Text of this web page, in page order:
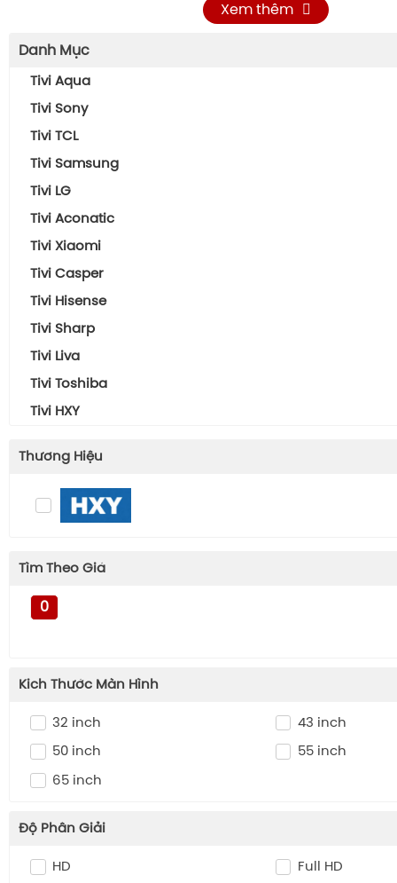
Xem thêm
Danh Mục
Tivi Aqua
Tivi Sony
Tivi TCL
Tivi Samsung
Tivi LG
Tivi Aconatic
Tivi Xiaomi
Tivi Casper
Tivi Hisense
Tivi Sharp
Tivi Liva
Tivi Toshiba
Tivi HXY
Thương Hiệu
Tìm Theo Giá
0
Kich Thước Màn Hình
32 inch 43 inch
50 inch 55 inch
65 inch
Độ Phân Giải
HD Full HD